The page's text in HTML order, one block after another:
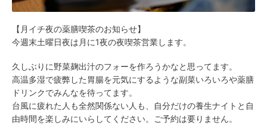
【月イチ夜の薬膳喫茶のお知らせ】
今週末土曜日夜は月に1夜の夜喫茶営業します。
久しぶりに野菜麹出汁のフォーを作ろうかなと思ってます。
高温多湿で疲弊した胃腸を元気にするような副菜いろいろや薬膳
ドリンクでみんなを待ってます。
台風に疲れた人も全然関係ない人も、自分だけの養生ナイトと自
由時間を楽しみにいらしてください。ご予約は要りません。